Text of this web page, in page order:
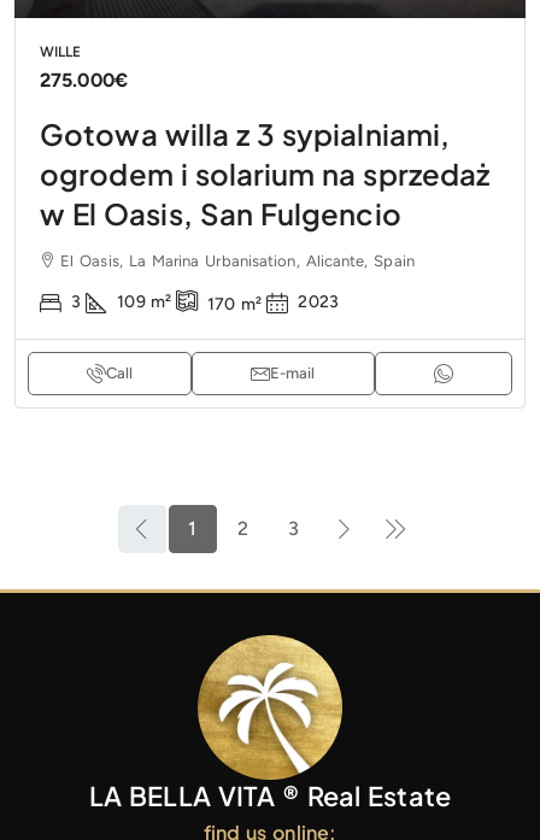
WILLE
275.000€
Gotowa willa z 3 sypialniami,
ogrodem i solarium na sprzedaż
w El Oasis, San Fulgencio
El Oasis, La Marina Urbanisation, Alicante, Spain
3 109 m² 170 m² 2023
Call E-mail
1 2 3
LA BELLA VITA ® Real Estate
find us online: